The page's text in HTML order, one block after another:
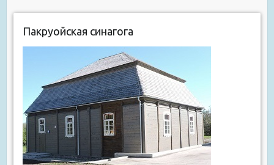
Пакруойская синагога